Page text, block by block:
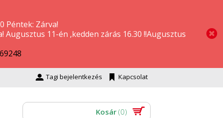
Péntek: Zárva!
11-én ,kedden zárás 16.30 !!Augusztus
Tagi bejelentkezés Kapcsolat
Kosár (0)